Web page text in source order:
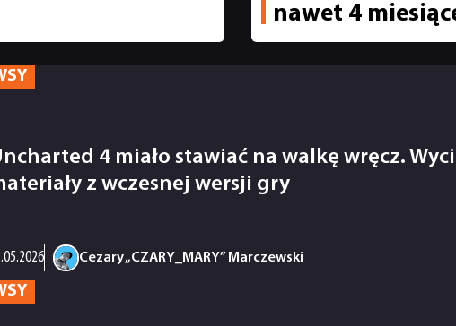
nawet 4
4 miało stawiać na walkę wręcz.
z wczesnej wersji gry
Cezary „CZARY_MARY” Marczewski